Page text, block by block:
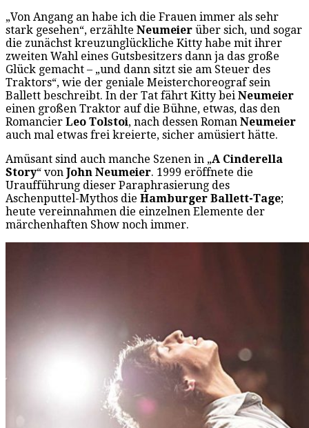
„Von Angang an habe ich die Frauen immer als sehr
stark gesehen“, erzählte Neumeier über sich, und sogar
die zunächst kreuzunglückliche Kitty habe mit ihrer
zweiten Wahl eines Gutsbesitzers dann ja das große
Glück gemacht – „und dann sitzt sie am Steuer des
Traktors“, wie der geniale Meisterchoreograf sein
Ballett beschreibt. In der Tat fährt Kitty bei Neumeier
einen großen Traktor auf die Bühne, etwas, das den
Romancier Leo Tolstoi, nach dessen Roman Neumeier
auch mal etwas frei kreierte, sicher amüsiert hätte.
Amüsant sind auch manche Szenen in „A Cinderella
Story“ von John Neumeier. 1999 eröffnete die
Uraufführung dieser Paraphrasierung des
Aschenputtel-Mythos die Hamburger Ballett-Tage;
heute vereinnahmen die einzelnen Elemente der
märchenhaften Show noch immer.